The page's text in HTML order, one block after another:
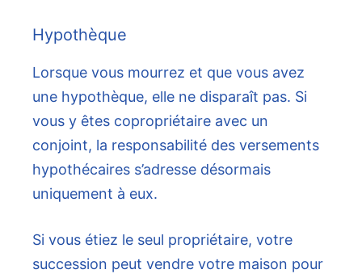
Hypothèque
Lorsque vous mourrez et que vous avez
une hypothèque, elle ne disparaît pas. Si
vous y êtes copropriétaire avec un
conjoint, la responsabilité des versements
hypothécaires s’adresse désormais
uniquement à eux.
Si vous étiez le seul propriétaire, votre
succession peut vendre votre maison pour